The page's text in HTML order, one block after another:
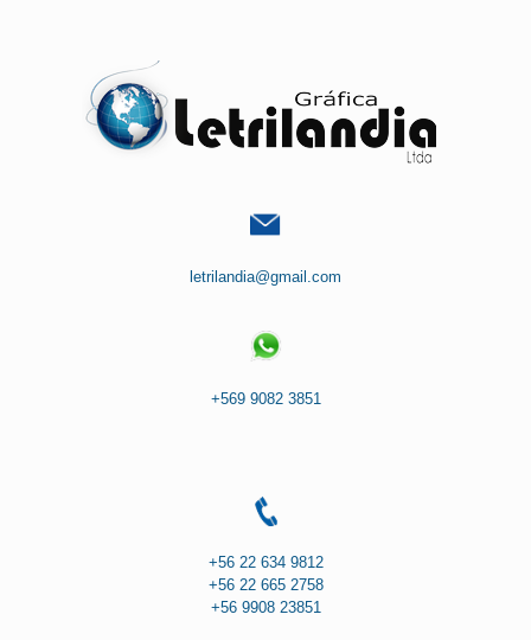
letrilandia@gmail.com
+569 9082 3851
+56 22 634 9812
+56 22 665 2758
+56 9908 23851